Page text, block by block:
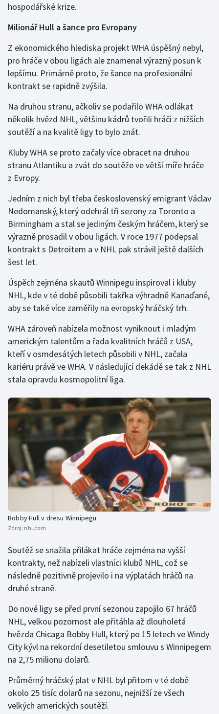
hospodářské krize.
Milionář Hull a šance pro Evropany
Z ekonomického hlediska projekt WHA úspěšný nebyl,
pro hráče v obou ligách ale znamenal výrazný posun k
lepšímu. Primárně proto, že šance na profesionální
kontrakt se rapidně zvýšila.
Na druhou stranu, ačkoliv se podařilo WHA odlákat
několik hvězd NHL, většinu kádrů tvořili hráči z nižších
soutěží a na kvalitě ligy to bylo znát.
Kluby WHA se proto začaly více obracet na druhou
stranu Atlantiku a zvát do soutěže ve větší míře hráče
z Evropy.
Jedním z nich byl třeba československý emigrant Václav
Nedomanský, který odehrál tři sezony za Toronto a
Birmingham a stal se jediným českým hráčem, který se
výrazně prosadil v obou ligách. V roce 1977 podepsal
kontrakt s Detroitem a v NHL pak strávil ještě dalších
šest let.
Úspěch zejména skautů Winnipegu inspiroval i kluby
NHL, kde v té době působili takřka výhradně Kanaďané,
aby se také více zaměřily na evropský hráčský trh.
WHA zároveň nabízela možnost vyniknout i mladým
americkým talentům a řada kvalitních hráčů z USA,
kteří v osmdesátých letech působili v NHL, začala
kariéru právě ve WHA. V následující dekádě se tak z NHL
stala opravdu kosmopolitní liga.
Bobby Hull v dresu Winnipegu
Zdroj: nhl.com
Soutěž se snažila přilákat hráče zejména na vyšší
kontrakty, než nabízeli vlastníci klubů NHL, což se
následně pozitivně projevilo i na výplatách hráčů na
druhé straně.
Do nové ligy se před první sezonou zapojilo 67 hráčů
NHL, velkou pozornost ale přitáhla až dlouholetá
hvězda Chicaga Bobby Hull, který po 15 letech ve Windy
City kývl na rekordní desetiletou smlouvu s Winnipegem
na 2,75 milionu dolarů.
Průměrný hráčský plat v NHL byl přitom v té době
okolo 25 tisíc dolarů na sezonu, nejnižší ze všech
velkých amerických soutěží.